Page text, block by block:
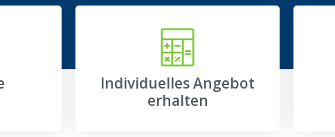
Individuelles Angebot
erhalten